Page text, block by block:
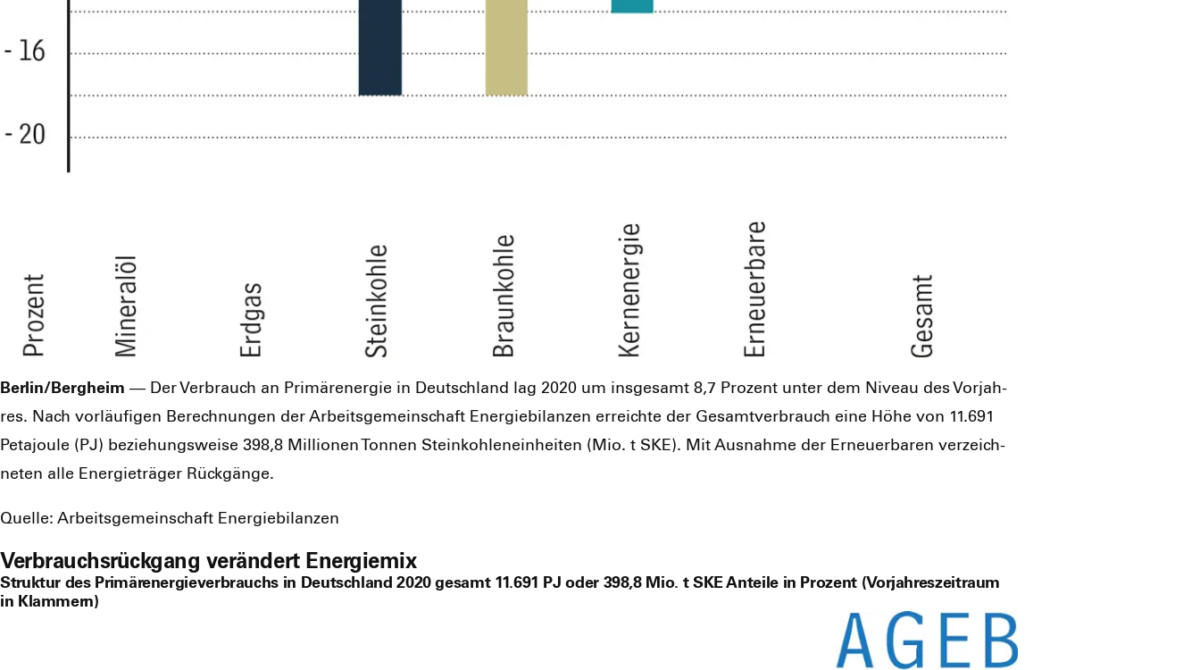
Berlin/Bergheim — Der Ver­brauch an Pri­mär­ener­gie in Deutsch­land lag 2020 um ins­ge­samt 8,7 Pro­zent unter dem Niveau des Vor­jah­
res. Nach vor­läu­fi­gen Berech­nun­gen der Arbeits­ge­mein­schaft Ener­gie­bi­lan­zen erreich­te der Gesamt­ver­brauch eine Höhe von 11.691
Peta­joule (PJ) bezie­hungs­wei­se 398,8 Mil­lio­nen Ton­nen Stein­koh­len­ein­hei­ten (Mio. t SKE). Mit Aus­nah­me der Erneu­er­ba­ren ver­zeich­
ne­ten alle Ener­gie­trä­ger Rück­gän­ge.
Quel­le: Arbeits­ge­mein­schaft Ener­gie­bi­lan­zen
Verbrauchsrückgang verändert Energiemix
Struktur des Primärenergieverbrauchs in Deutschland 2020 gesamt 11.691 PJ oder 398,8 Mio. t SKE Anteile in Prozent (Vorjahreszeitraum
in Klammern)